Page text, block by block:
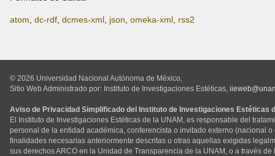
atom, dc-rdf, dcmes-xml, json, omeka-xml, rss2
© 2026 Universidad Nacional Autónoma de México,
Sitio Web Administrado por: Instituto de Investigaciones Estéticas,
Aviso de Privacidad Simplificado del Instituto de Investigaciones Estéticas
El Instituto de Investigaciones Estéticas de la UNAM, es responsable del
personal de la entidad académica, conferencista o invitado externo (nacional
finalidades necesarias anteriormente descritas u otras aquellas exigidas
sus derechos ARCO en la Unidad de Transparencia de la UNAM, o a través